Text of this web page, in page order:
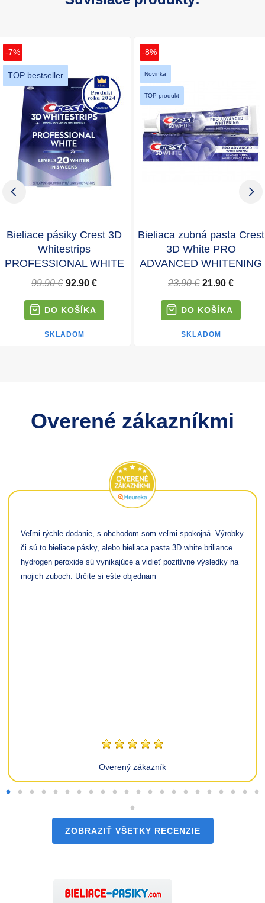
-7%
TOP bestseller
Bieliace pásiky Crest 3D
Whitestrips
PROFESSIONAL WHITE
99.90 € 92.90 €
SKLADOM
-8%
Novinka
TOP produkt
Bieliaca zubná pasta Crest
3D White PRO
ADVANCED WHITENING
23.90 € 21.90 €
SKLADOM
Overené zákazníkmi
Veľmi rýchle dodanie, s obchodom som veľmi spokojná. Výrobky
či sú to bieliace pásky, alebo bieliaca pasta 3D white briliance
hydrogen peroxide sú vynikajúce a vidieť pozitívne výsledky na
mojich zuboch. Určite si ešte objednam
Overený zákazník
ZOBRAZIŤ VŠETKY RECENZIE